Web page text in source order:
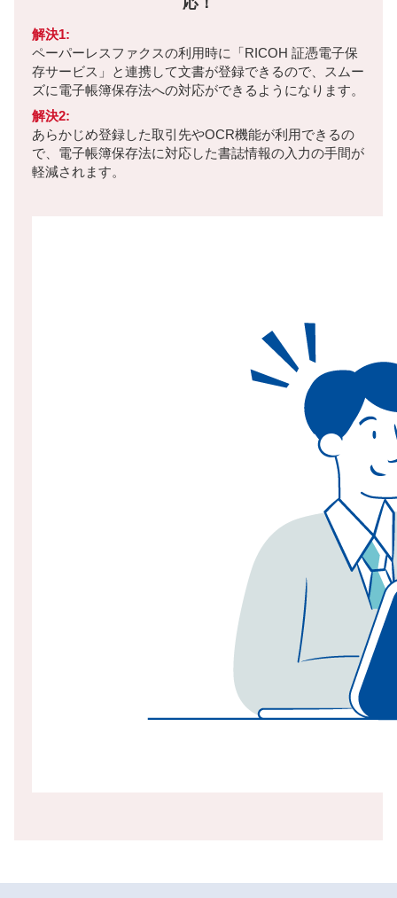
解決1:
ペーパーレスファクスの利用時に「RICOH 証憑電子保
存サービス」と連携して文書が登録できるので、スムー
ズに電子帳簿保存法への対応ができるようになります。
解決2:
あらかじめ登録した取引先やOCR機能が利用できるの
で、電子帳簿保存法に対応した書誌情報の入力の手間が
軽減されます。